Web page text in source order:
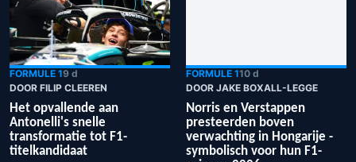
FORMULE 19 d
DOOR FILIP CLEEREN
Het opvallende aan
Antonelli's snelle
transformatie tot F1-
titelkandidaat
FORMULE 110 d
DOOR JAKE BOXALL-LEGGE
Norris en Verstappen
presteerden boven
verwachting in Hongarije -
symbolisch voor hun F1-